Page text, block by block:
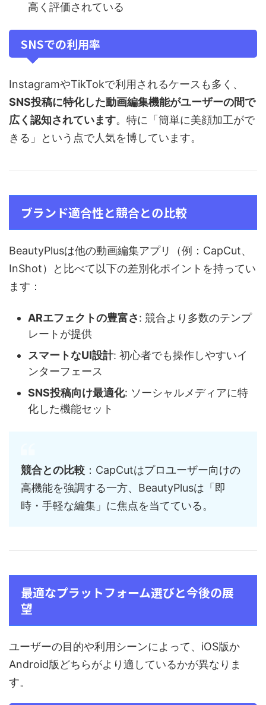
高く評価されている
SNSでの利用率
InstagramやTikTokで利用されるケースも多く、
SNS投稿に特化した動画編集機能がユーザーの間で
広く認知されています。特に「簡単に美顔加工がで
きる」という点で人気を博しています。
ブランド適合性と競合との比較
BeautyPlusは他の動画編集アプリ（例：CapCut、
InShot）と比べて以下の差別化ポイントを持ってい
ます：
ARエフェクトの豊富さ: 競合より多数のテンプ
レートが提供
スマートなUI設計: 初心者でも操作しやすいイ
ンターフェース
SNS投稿向け最適化: ソーシャルメディアに特
化した機能セット
競合との比較 ：CapCutはプロユーザー向けの
高機能を強調する一方、BeautyPlusは「即
時・手軽な編集」に焦点を当てている。
最適なプラットフォーム選びと今後の展
望
ユーザーの目的や利用シーンによって、iOS版か
Android版どちらがより適しているかが異なりま
す。